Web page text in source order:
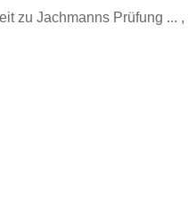
zu Jachmanns Prüfung ... ,